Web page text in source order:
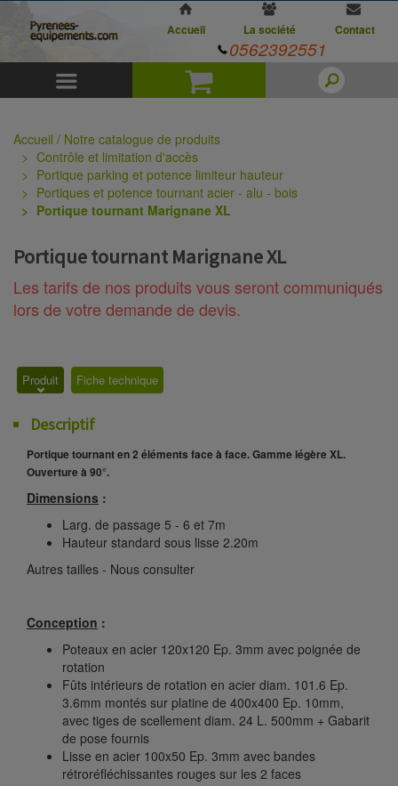
Panier
Accueil La société Contact
0562392551
Accueil / Notre catalogue de produits
Contrôle et limitation d'accès
Portique parking et potence limiteur hauteur
Portiques et potence tournant acier - alu - bois
Portique tournant Marignane XL
Portique tournant Marignane XL
Les tarifs de nos produits vous seront communiqués
lors de votre demande de devis.
Produit Fiche technique
Descriptif
Portique tournant en 2 éléments face à face. Gamme légère XL.
Ouverture à 90°.
Dimensions :
Larg. de passage 5 - 6 et 7m
Hauteur standard sous lisse 2.20m
Autres tailles - Nous consulter
Conception :
Poteaux en acier 120x120 Ep. 3mm avec poignée de
rotation
Fûts intérieurs de rotation en acier diam. 101.6 Ep.
3.6mm montés sur platine de 400x400 Ep. 10mm,
avec tiges de scellement diam. 24 L. 500mm + Gabarit
de pose fournis
Lisse en acier 100x50 Ep. 3mm avec bandes
rétroréfléchissantes rouges sur les 2 faces